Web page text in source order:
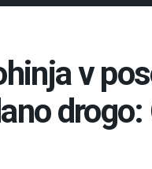
v